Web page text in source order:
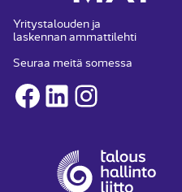
Yritystalouden ja
laskennan ammattilehti
Seuraa meitä somessa
Facebook
LinkedInInstagram